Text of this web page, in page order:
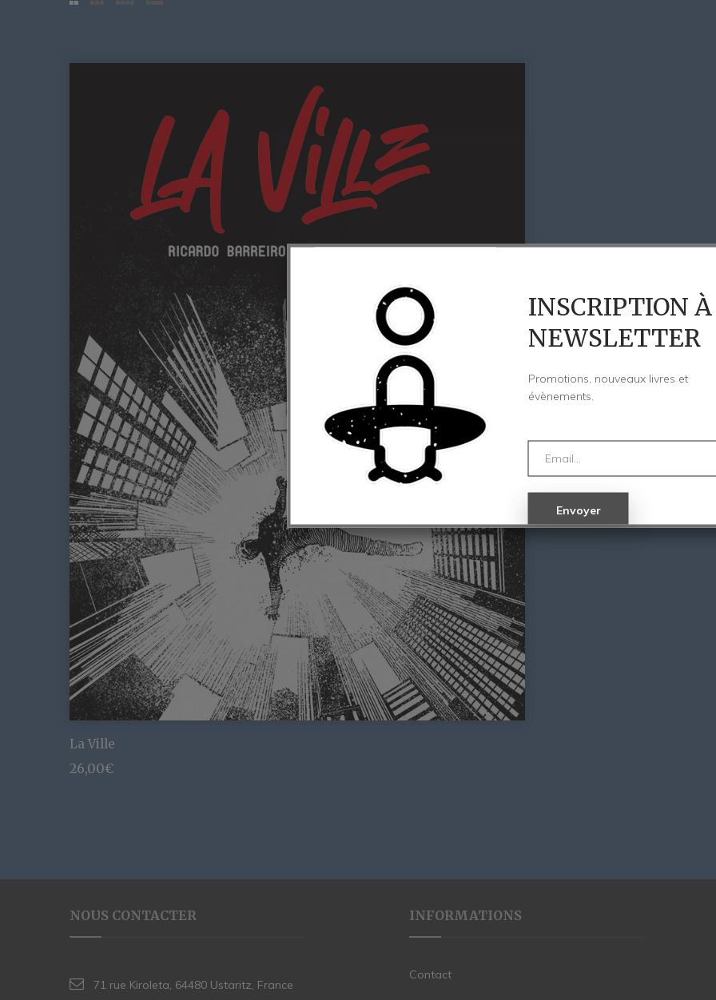
La Ville
26,00€
NOUS CONTACTER
71 rue Kiroleta, 64480 Ustaritz, France
INFORMATIONS
Contact
INSCRIPTION
NEWSLETTER
Promotions, nouveaux livres et
évènements.